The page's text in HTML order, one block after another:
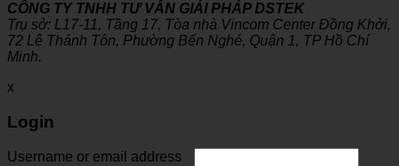
CÔNG TY TNHH TƯ VẤN GIẢI PHÁP DSTEK
Trụ sở: L17-11, Tầng 17, Tòa nhà Vincom Center Đồng Khởi,
72 Lê Thánh Tôn, Phường Bến Nghé, Quận 1, TP Hồ Chí
Minh.
x
Login
Username or email address